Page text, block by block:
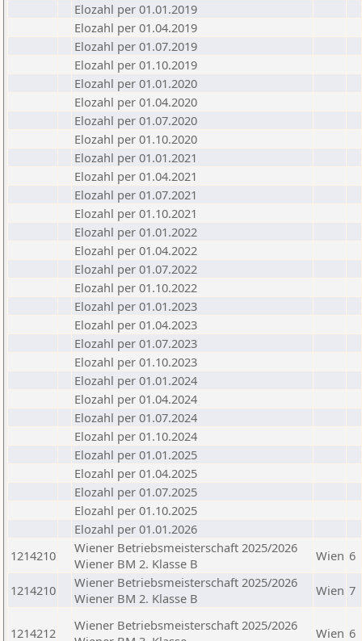
Elozahl per 01.01.2019
Elozahl per 01.04.2019
Elozahl per 01.07.2019
Elozahl per 01.10.2019
Elozahl per 01.01.2020
Elozahl per 01.04.2020
Elozahl per 01.07.2020
Elozahl per 01.10.2020
Elozahl per 01.01.2021
Elozahl per 01.04.2021
Elozahl per 01.07.2021
Elozahl per 01.10.2021
Elozahl per 01.01.2022
Elozahl per 01.04.2022
Elozahl per 01.07.2022
Elozahl per 01.10.2022
Elozahl per 01.01.2023
Elozahl per 01.04.2023
Elozahl per 01.07.2023
Elozahl per 01.10.2023
Elozahl per 01.01.2024
Elozahl per 01.04.2024
Elozahl per 01.07.2024
Elozahl per 01.10.2024
Elozahl per 01.01.2025
Elozahl per 01.04.2025
Elozahl per 01.07.2025
Elozahl per 01.10.2025
Elozahl per 01.01.2026
1214210
Wiener Betriebsmeisterschaft 2025/2026
Wiener BM 2. Klasse B
Wien 6
1214210
Wiener Betriebsmeisterschaft 2025/2026
Wiener BM 2. Klasse B
Wien 7
1214212
Wiener Betriebsmeisterschaft 2025/2026
Wien 6